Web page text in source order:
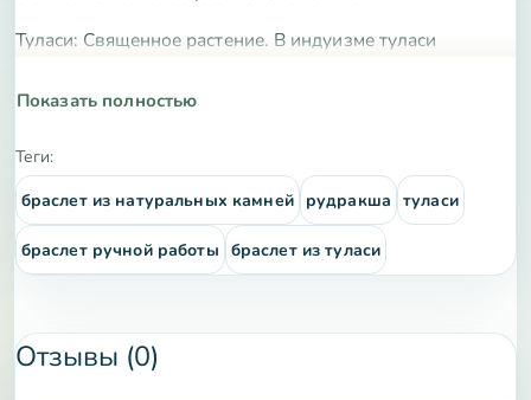
Туласи: Священное растение. В индуизме туласи
(супруги Вишну). Во многих индийских семьях горшок с
очищения пространства и привлечения благополучия.
Рудракша— это семена вечнозеленого дерева-
священного Кипариса, произрастающего в предгорьях
Гималаев и Юго-восточной Азии.
В переводе с санскрита
амулетом в индуизме и буддизме.
Показать полностью
Теги:
браслет из натуральных камней рудракша туласи
браслет ручной работы браслет из туласи
Отзывы (0)